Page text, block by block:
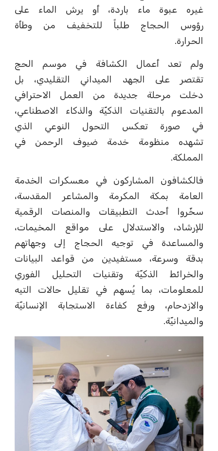
غيره عبوة ماء باردة، أو يرش الماء على
رؤوس الحجاج طلباً للتخفيف من وطأة
الحرارة.
ولم تعد أعمال الكشافة في موسم الحج
تقتصر على الجهد الميداني التقليدي، بل
دخلت مرحلة جديدة من العمل الاحترافي
المدعوم بالتقنيات الذكيّة والذكاء الاصطناعي،
في صورة تعكس التحول النوعي الذي
تشهده منظومة خدمة ضيوف الرحمن في
المملكة.
فالكشافون المشاركون في معسكرات الخدمة
العامة بمكة المكرمة والمشاعر المقدسة،
سخّروا أحدث التطبيقات والمنصات الرقمية
للإرشاد، والاستدلال على مواقع المخيمات،
والمساعدة في توجيه الحجاج إلى وجهاتهم
بدقة وسرعة، مستفيدين من قواعد البيانات
والخرائط الذكيّة وتقنيات التحليل الفوري
للمعلومات، بما يُسهم في تقليل حالات التيه
والازدحام، ورفع كفاءة الاستجابة الإنسانيّة
والميدانيّة.